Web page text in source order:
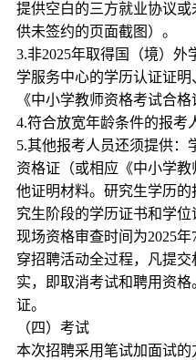
提供空白的三方就业协议
供未签约的页面截图）。
3.非2025年取得国（境）
学服务中心的学历认证证
《中小学教师资格考试合
4.符合放宽年龄条件的报考
5.其他报考人员还须提供：
资格证（或相应《中小学
他证明材料。研究生学历
究生阶段的学历证书和学位
现场资格审查时间为2025年
穿招聘活动全过程，凡提
实，即取消考试和聘用资
证。
（四）考试
本次招聘采用笔试加面试的